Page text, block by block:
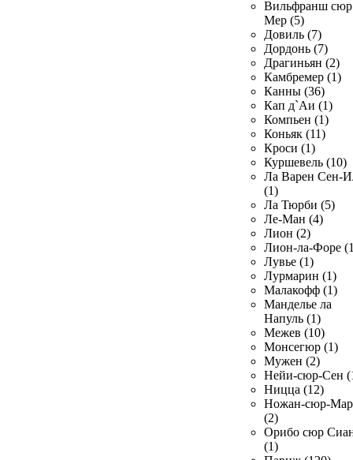
Вильфранш сюр
Мер (5)
Довиль (7)
Дордонь (7)
Драгиньян (2)
Камбремер (1)
Канны (36)
Кап д`Аи (1)
Компьен (1)
Коньяк (11)
Кроси (1)
Куршевель (10)
Ла Варен Сен-
(1)
Ла Тюрби (5)
Ле-Ман (4)
Лион (2)
Лион-ла-Форе
Лувье (1)
Лурмарин (1)
Малакофф (1)
Манделье ла
Напуль (1)
Межев (10)
Монсегюр (1)
Мужен (2)
Нейи-сюр-Сен
Ницца (12)
Ножан-сюр-
(2)
Орибо сюр
(1)